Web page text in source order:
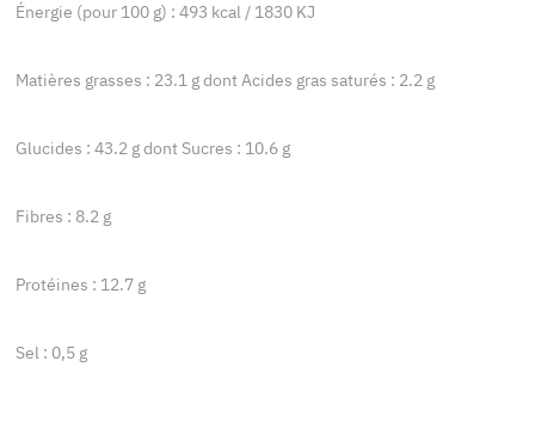
Énergie (pour 100 g) : 493 kcal / 1830 KJ
Matières grasses : 23.1 g dont Acides gras saturés : 2.2 g
Glucides : 43.2 g dont Sucres : 10.6 g
Fibres : 8.2 g
Protéines : 12.7 g
Sel : 0,5 g